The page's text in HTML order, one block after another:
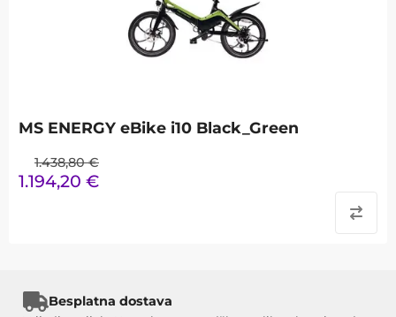
MS ENERGY eBike i10 Black_Green
1.438,80 €
1.194,20 €
Besplatna dostava